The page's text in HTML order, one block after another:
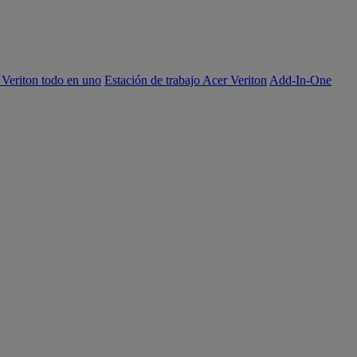
todo en uno Estación de trabajo Acer Veriton Add-In-One